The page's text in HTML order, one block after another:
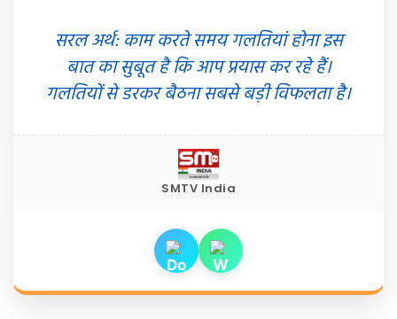
सरल अर्थ: काम करते समय गलतियां होना इस
बात का सुबूत है कि आप प्रयास कर रहे हैं।
गलतियों से डरकर बैठना सबसे बड़ी विफलता है।
SMTV India